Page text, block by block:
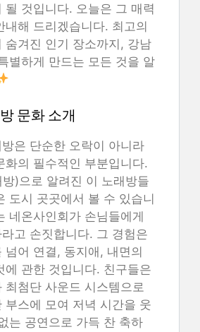
될 것입니다. 오늘은 그 매력
내해 드리겠습니다. 최고의
숨겨진 인기 장소까지, 강남
별하게 만드는 모든 것을 알
문화 소개
은 단순한 오락이 아니라
화의 필수적인 부분입니다.
방)으로 알려진 이 노래방들
도시 곳곳에서 볼 수 있습니
네온사인회가 손님들에게
고 손짓합니다. 그 경험은
넘어 연결, 동지애, 내면의
에 관한 것입니다. 친구들은
최첨단 사운드 시스템으로
부스에 모여 저녁 시간을 웃
는 공연으로 가득 찬 축하